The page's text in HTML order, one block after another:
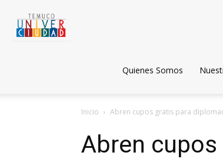
Quienes Somos
Inicio Abren cupos gratis para
Abren